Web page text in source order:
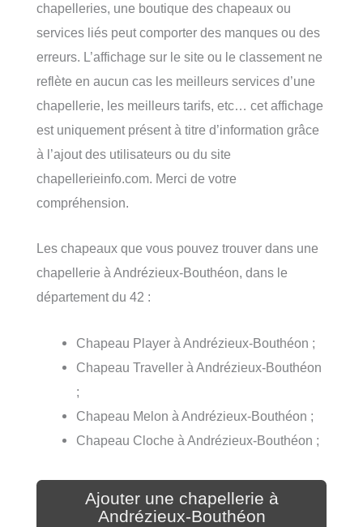
chapelleries, une boutique des chapeaux ou
services liés peut comporter des manques ou des
erreurs. L’affichage sur le site ou le classement ne
reflète en aucun cas les meilleurs services d’une
chapellerie, les meilleurs tarifs, etc… cet affichage
est uniquement présent à titre d’information grâce
à l’ajout des utilisateurs ou du site
chapellerieinfo.com. Merci de votre
compréhension.
Les chapeaux que vous pouvez trouver dans une
chapellerie à Andrézieux-Bouthéon, dans le
département du 42 :
Chapeau Player à Andrézieux-Bouthéon ;
Chapeau Traveller à Andrézieux-Bouthéon
;
Chapeau Melon à Andrézieux-Bouthéon ;
Chapeau Cloche à Andrézieux-Bouthéon ;
Ajouter une chapellerie à
Andrézieux-Bouthéon